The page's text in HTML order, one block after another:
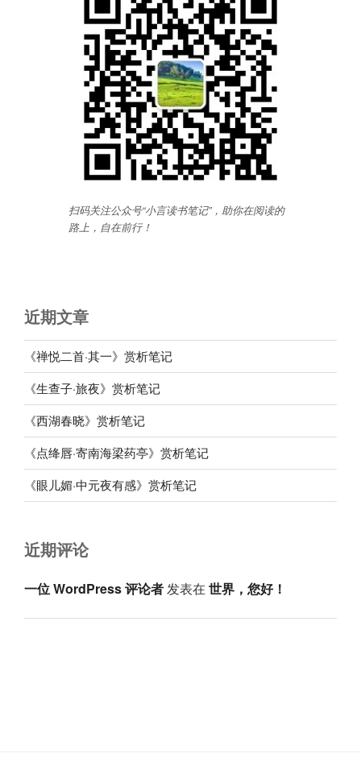
扫码关注公众号“小言读书笔记”，助你在阅读的
路上，自在前行！
近期文章
《禅悦二首·其一》赏析笔记
《生查子·旅夜》赏析笔记
《西湖春晓》赏析笔记
《点绛唇·寄南海梁药亭》赏析笔记
《眼儿媚·中元夜有感》赏析笔记
近期评论
一位 WordPress 评论者发表在 世界，您好！